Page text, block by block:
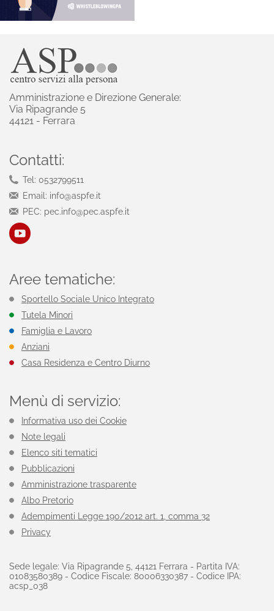
Amministrazione e Direzione Generale:
Via Ripagrande 5
44121 - Ferrara
Contatti:
Tel: 0532799511
Email: info@aspfe.it
PEC: pec.info@pec.aspfe.it
Aree tematiche:
Sportello Sociale Unico Integrato
Tutela Minori
Famiglia e Lavoro
Anziani
Casa Residenza e Centro Diurno
Menù di servizio:
Informativa uso dei Cookie
Note legali
Elenco siti tematici
Pubblicazioni
Amministrazione trasparente
Albo Pretorio
Adempimenti Legge 190/2012 art. 1, comma 32
Privacy
Sede legale: Via Ripagrande 5, 44121 Ferrara - Partita IVA:
01083580389 - Codice Fiscale: 80006330387 - Codice IPA:
acsp_038